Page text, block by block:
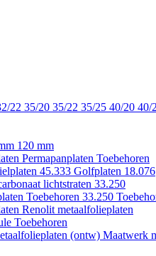
22 35/20 35/22 35/25 40/20 40/
120 mm
Permapanplaten Toebehoren
45.333 Golfplaten 18.076
lichtstraten 33.250
Toebehoren 33.250
Renolit metaalfolieplaten
Toebehoren
(ontw) Maatwerk